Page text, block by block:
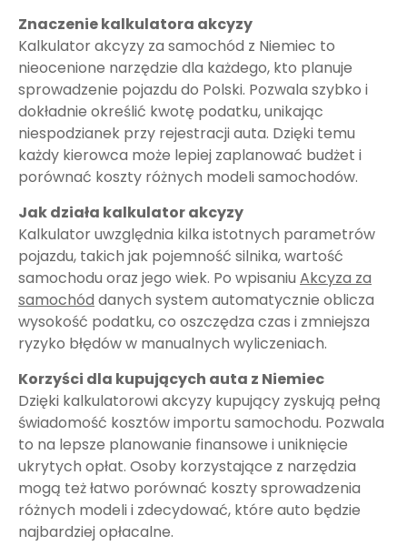
Znaczenie kalkulatora akcyzy
Kalkulator akcyzy za samochód z Niemiec to
nieocenione narzędzie dla każdego, kto planuje
sprowadzenie pojazdu do Polski. Pozwala szybko i
dokładnie określić kwotę podatku, unikając
niespodzianek przy rejestracji auta. Dzięki temu
każdy kierowca może lepiej zaplanować budżet i
porównać koszty różnych modeli samochodów.
Jak działa kalkulator akcyzy
Kalkulator uwzględnia kilka istotnych parametrów
pojazdu, takich jak pojemność silnika, wartość
samochodu oraz jego wiek. Po wpisaniu Akcyza za
samochód danych system automatycznie oblicza
wysokość podatku, co oszczędza czas i zmniejsza
ryzyko błędów w manualnych wyliczeniach.
Korzyści dla kupujących auta z Niemiec
Dzięki kalkulatorowi akcyzy kupujący zyskują pełną
świadomość kosztów importu samochodu. Pozwala
to na lepsze planowanie finansowe i uniknięcie
ukrytych opłat. Osoby korzystające z narzędzia
mogą też łatwo porównać koszty sprowadzenia
różnych modeli i zdecydować, które auto będzie
najbardziej opłacalne.